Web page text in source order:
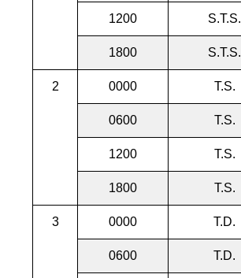
1200 S.T.S.
1800 S.T.S.
2 0000 T.S.
0600 T.S.
1200 T.S.
1800 T.S.
3 0000 T.D.
0600 T.D.